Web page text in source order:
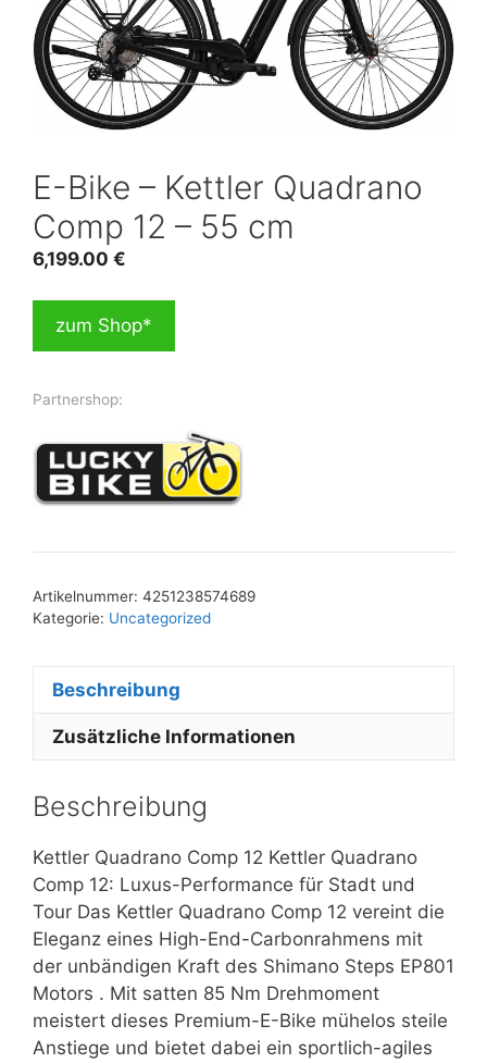
E-Bike – Kettler Quadrano
Comp 12 – 55 cm
6,199.00 €
zum Shop*
Partnershop:
Artikelnummer: 4251238574689
Kategorie: Uncategorized
Beschreibung
Zusätzliche Informationen
Beschreibung
Kettler Quadrano Comp 12 Kettler Quadrano
Comp 12: Luxus-Performance für Stadt und
Tour Das Kettler Quadrano Comp 12 vereint die
Eleganz eines High-End-Carbonrahmens mit
der unbändigen Kraft des Shimano Steps EP801
Motors . Mit satten 85 Nm Drehmoment
meistert dieses Premium-E-Bike mühelos steile
Anstiege und bietet dabei ein sportlich-agiles